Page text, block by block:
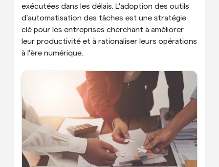
exécutées dans les délais. L'adoption des outils
d'automatisation des tâches est une stratégie
clé pour les entreprises cherchant à améliorer
leur productivité et à rationaliser leurs opérations
à l'ère numérique.